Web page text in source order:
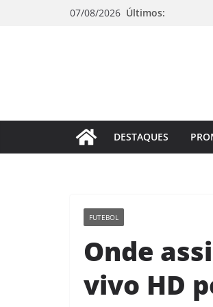
07/08/2026 Últimos:
DESTAQUES
FUTEBOL
Onde
vivo HD